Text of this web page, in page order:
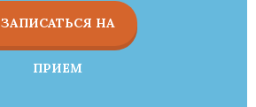
ЗАПИСАТЬСЯ НА
ПРИЕМ